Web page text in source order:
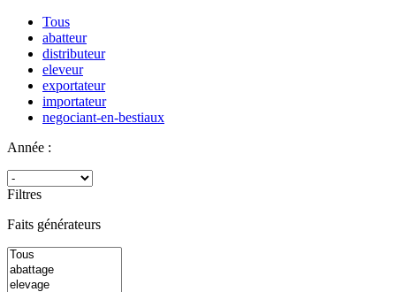
Tous
abatteur
distributeur
eleveur
exportateur
importateur
negociant-en-bestiaux
Année :
Filtres
Faits générateurs